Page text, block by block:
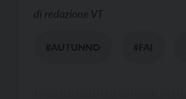
di redazione VT
#AUTUNNO #FAI